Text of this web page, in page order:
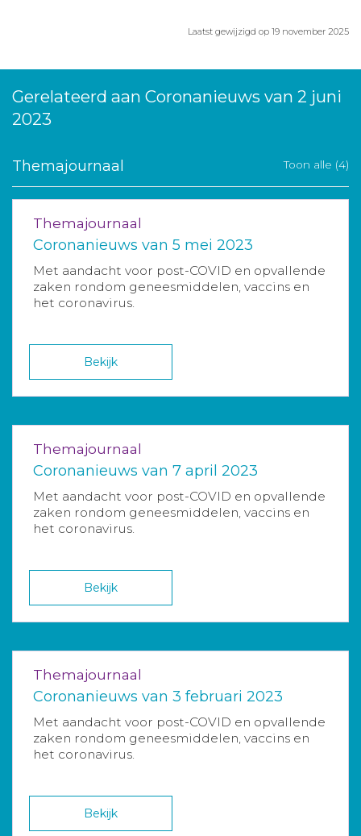
Laatst gewijzigd op 19 november 2025
Gerelateerd aan Coronanieuws van 2 juni
2023
Themajournaal Toon alle (4)
Themajournaal
Coronanieuws van 5 mei 2023
Met aandacht voor post-COVID en opvallende
zaken rondom geneesmiddelen, vaccins en
het coronavirus.
Bekijk
Themajournaal
Coronanieuws van 7 april 2023
Met aandacht voor post-COVID en opvallende
zaken rondom geneesmiddelen, vaccins en
het coronavirus.
Bekijk
Themajournaal
Coronanieuws van 3 februari 2023
Met aandacht voor post-COVID en opvallende
zaken rondom geneesmiddelen, vaccins en
het coronavirus.
Bekijk